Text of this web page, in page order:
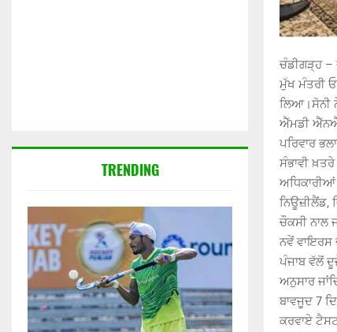
ਚੰਡੀਗੜ੍ਹ –
ਮੁੱਖ ਮੰਤਰੀ
ਲਿਆ।ਸੋਨੀ
ਐੱਮਡੀ
ਪਰਿਵਾਰ
ਸੰਭਾਵੀ
ਅਧਿਕਾਰੀਆਂ
ਨਿਊਜ਼ੀਲੈਂਡ,
ਚੌਕਸੀ ਨਾਲ
ਨਵੇਂ ਵਾਇਰਸ
ਪੰਜਾਬ ਵੱਲੋਂ
ਅਨੁਸਾਰ
ਬਾਵਜੂਦ 7
ਕਰਵਾਏ
TRENDING